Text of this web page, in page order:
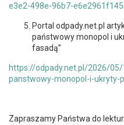
e3e2-498e-96b7-
Portal odpady.net.pl
państwowy monopol i
fasadą”
https://odpady.net.pl/2026/
panstwowy-monopol-i-
Zapraszamy Państwa do